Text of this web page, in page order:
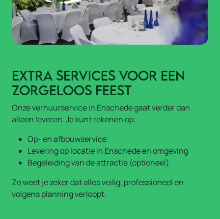
Extra services voor een
zorgeloos feest
Onze verhuurservice in Enschede gaat verder dan
alleen leveren. Je kunt rekenen op:
Op- en afbouwservice
Levering op locatie in Enschede en omgeving
Begeleiding van de attractie (optioneel)
Zo weet je zeker dat alles veilig, professioneel en
volgens planning verloopt.